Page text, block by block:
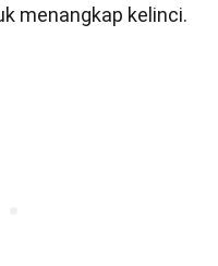
menangkap kelinci.